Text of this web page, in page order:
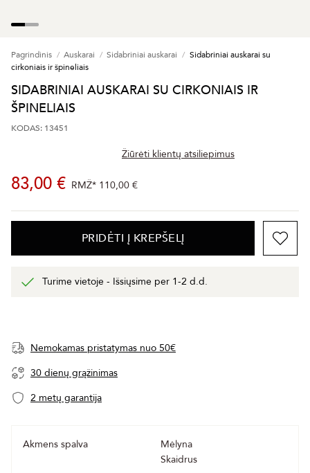
Pagrindinis Auskarai Sidabriniai auskarai
Sidabriniai auskarai su
cirkoniais ir špineliais
SIDABRINIAI AUSKARAI SU CIRKONIAIS IR
ŠPINELIAIS
KODAS: 13451
Žiūrėti klientų atsiliepimus
83,00 € RMŽ* 110,00 €
PRIDĖTI Į KREPŠELĮ
Turime vietoje - Išsiųsime per 1-2 d.d.
Nemokamas pristatymas nuo 50€
30 dienų grąžinimas
2 metų garantija
Akmens spalva
Mėlyna
Skaidrus